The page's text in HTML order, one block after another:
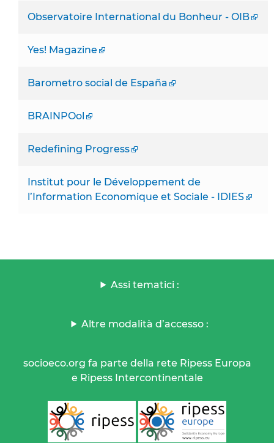
Observatoire International du Bonheur - OIB
Yes! Magazine
Barometro social de España
BRAINPOol
Redefining Progress
Institut pour le Développement de
l’Information Economique et Sociale - IDIES
Assi tematici :
Altre modalità d’accesso :
socioeco.org fa parte della rete Ripess Europa
e Ripess Intercontinentale